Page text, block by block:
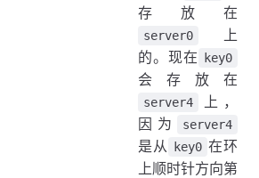
存放在
server0
上
的。现在 key0
会存放在
server4
上，
因为
server4
是从 key0 在环
上顺时针方向第